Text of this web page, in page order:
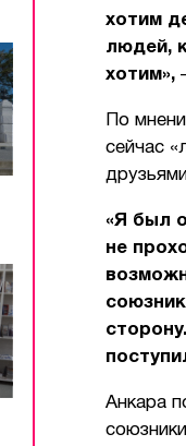
хотим
людей,
хотим»,
По
сейчас
«Я был
не
Анкара